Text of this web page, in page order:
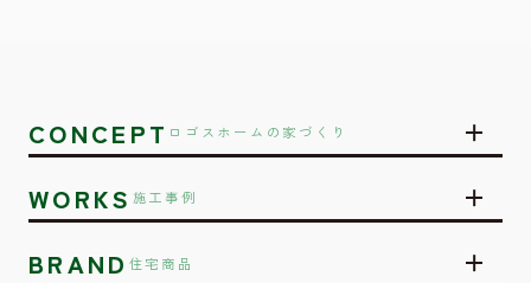
CONCEPT ロゴスホームの家づくり
WORKS 施工事例
BRAND 住宅商品